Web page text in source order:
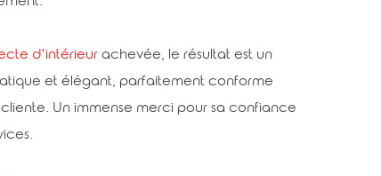
d’intérieurachevée, le résultat est un
et élégant, parfaitement conforme
Un immense merci pour sa confiance